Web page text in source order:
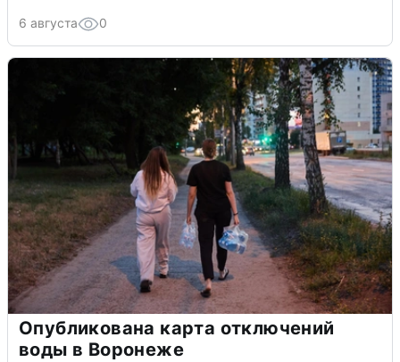
6 августа 0
Опубликована карта отключений
воды в Воронеже